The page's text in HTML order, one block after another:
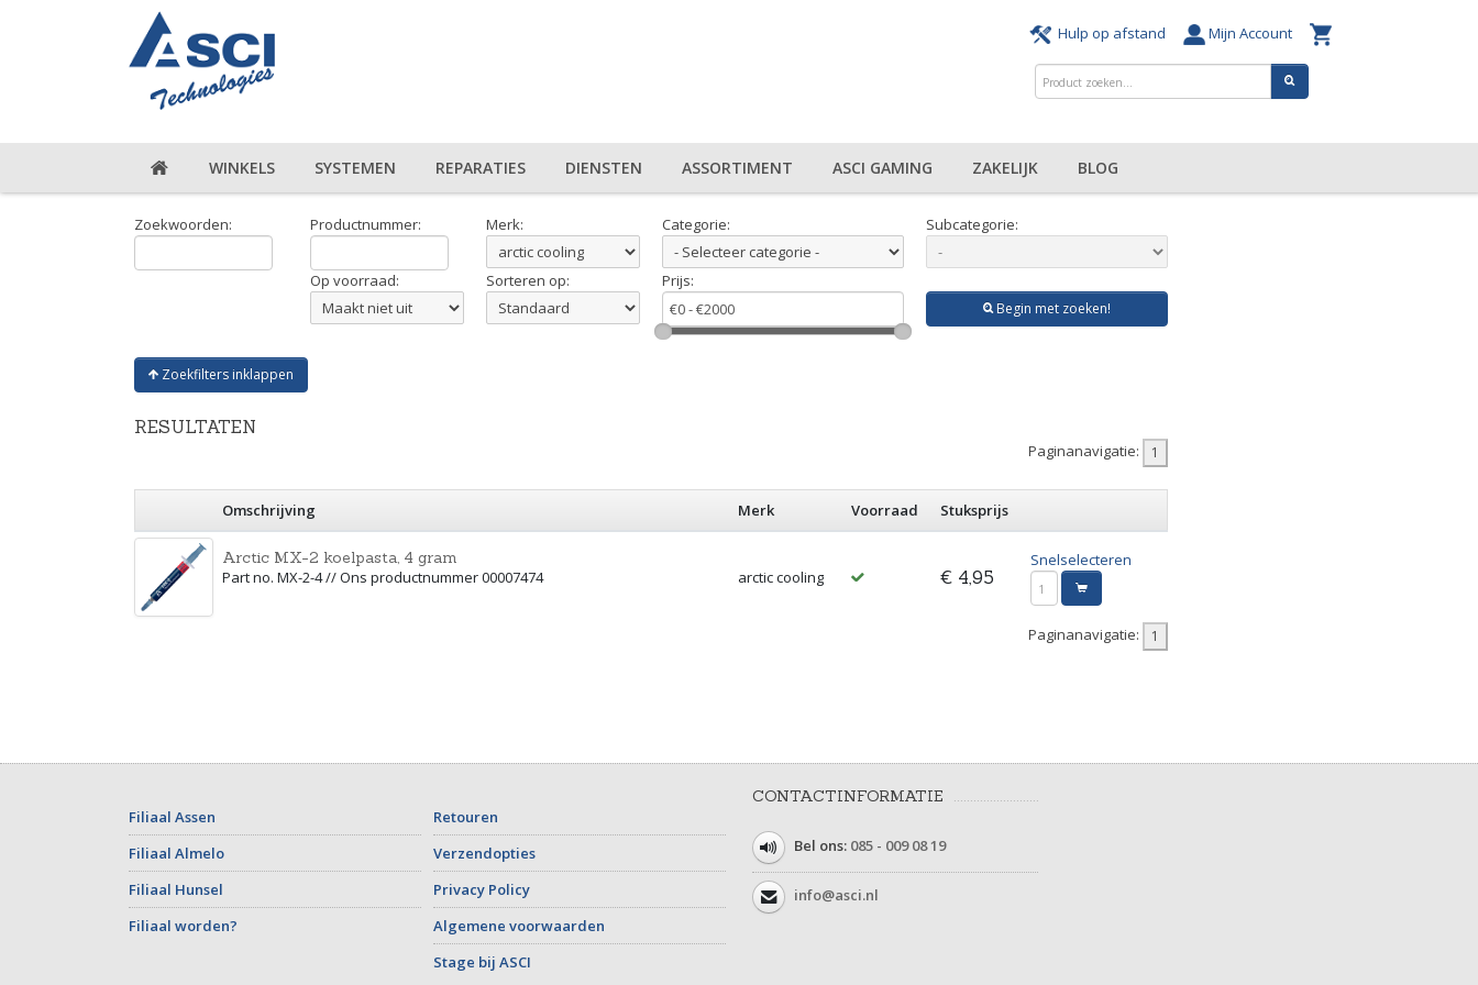
Hulp op afstand Mijn Account
WINKELS SYSTEMEN REPARATIES DIENSTEN ASSORTIMENT ASCI GAMING ZAKELIJK BLOG
Zoekwoorden: Productnummer: Merk: Categorie: Subcategorie:
Op voorraad: Sorteren op: Prijs:
Begin met zoeken!
Zoekfilters inklappen
RESULTATEN
Paginanavigatie:
Omschrijving Merk Voorraad Stuksprijs
Arctic MX-2 koelpasta, 4 gram
Part no. MX-2-4 // Ons productnummer 00007474
arctic cooling € 4,95
Snelselecteren
Paginanavigatie:
Filiaal Assen
Filiaal Almelo
Filiaal Hunsel
Filiaal worden?
Retouren
Verzendopties
Privacy Policy
Algemene voorwaarden
Stage bij ASCI
CONTACTINFORMATIE
Bel ons: 085 - 009 08 19
info@asci.nl